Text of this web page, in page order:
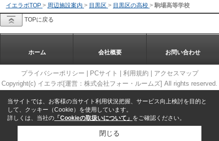
イエラボTOP > 周辺施設案内 > 目黒区 > 目黒区の高校 > 駒場高等学校
TOPに戻る
ホーム 会社概要 お問い合わせ
プライバシーポリシー PCサイト 利用規約
アクセスマップ
Copyright(c) イエラボ[運営：株式会社フォー・ルームズ] All rights reserved.
当サイトでは、お客様の当サイト利用状況把握、サービス向上検討を目的と
して、クッキー（Cookie）を使用しています。
詳しくは、当社の 「Cookieの取扱いについて」 をご確認ください。
閉じる